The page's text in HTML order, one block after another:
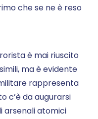
che se ne è reso
è mai riuscito
ma è evidente
rappresenta
c’è da augurarsi
arsenali atomici